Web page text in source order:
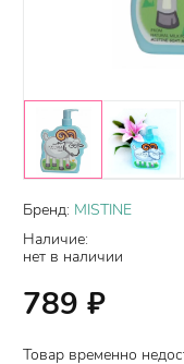
Бренд: MISTINE
Наличие:
нет в наличии
789 ₽
Товар временно